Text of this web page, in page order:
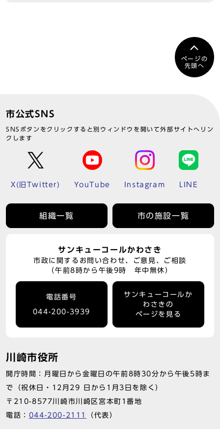
ページの
先頭へ
市公式SNS
SNSボタンをクリックすると別ウィンドウを開いて外部サイトへリン
クします
X(旧Twitter) YouTube Instagram LINE
組織一覧 市の施設一覧
サンキューコールかわさき
市政に関するお問い合わせ、ご意見、ご相談
（午前8時から午後9時 年中無休）
電話番号
044-200-3939
サンキューコールか
わさきの
ページを見る
川崎市役所
開庁時間：月曜日から金曜日の午前8時30分から午後5時ま
で（祝休日・12月29 日から1月3日を除く）
〒210-8577川崎市川崎区宮本町1番地
電話： 044-200-2111 （代表）